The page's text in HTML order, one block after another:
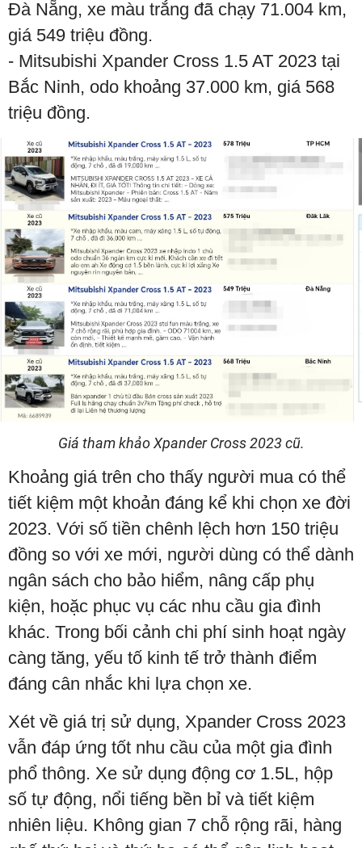
Đà Nẵng, xe màu trắng đã chạy 71.004 km,
giá 549 triệu đồng.
- Mitsubishi Xpander Cross 1.5 AT 2023 tại
Bắc Ninh, odo khoảng 37.000 km, giá 568
triệu đồng.
Giá tham khảo Xpander Cross 2023 cũ.
Khoảng giá trên cho thấy người mua có thể
tiết kiệm một khoản đáng kể khi chọn xe đời
2023. Với số tiền chênh lệch hơn 150 triệu
đồng so với xe mới, người dùng có thể dành
ngân sách cho bảo hiểm, nâng cấp phụ
kiện, hoặc phục vụ các nhu cầu gia đình
khác. Trong bối cảnh chi phí sinh hoạt ngày
càng tăng, yếu tố kinh tế trở thành điểm
đáng cân nhắc khi lựa chọn xe.
Xét về giá trị sử dụng, Xpander Cross 2023
vẫn đáp ứng tốt nhu cầu của một gia đình
phổ thông. Xe sử dụng động cơ 1.5L, hộp
số tự động, nổi tiếng bền bỉ và tiết kiệm
nhiên liệu. Không gian 7 chỗ rộng rãi, hàng